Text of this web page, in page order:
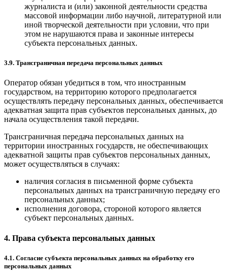
журналиста и (или) законной деятельности средства
массовой информации либо научной, литературной или
иной творческой деятельности при условии, что при
этом не нарушаются права и законные интересы
субъекта персональных данных.
3.9. Трансграничная передача персональных данных
Оператор обязан убедиться в том, что иностранным
государством, на территорию которого предполагается
осуществлять передачу персональных данных, обеспечивается
адекватная защита прав субъектов персональных данных, до
начала осуществления такой передачи.
Трансграничная передача персональных данных на
территории иностранных государств, не обеспечивающих
адекватной защиты прав субъектов персональных данных,
может осуществляться в случаях:
наличия согласия в письменной форме субъекта
персональных данных на трансграничную передачу его
персональных данных;
исполнения договора, стороной которого является
субъект персональных данных.
4. Права субъекта персональных данных
4.1. Согласие субъекта персональных данных на обработку его
персональных данных